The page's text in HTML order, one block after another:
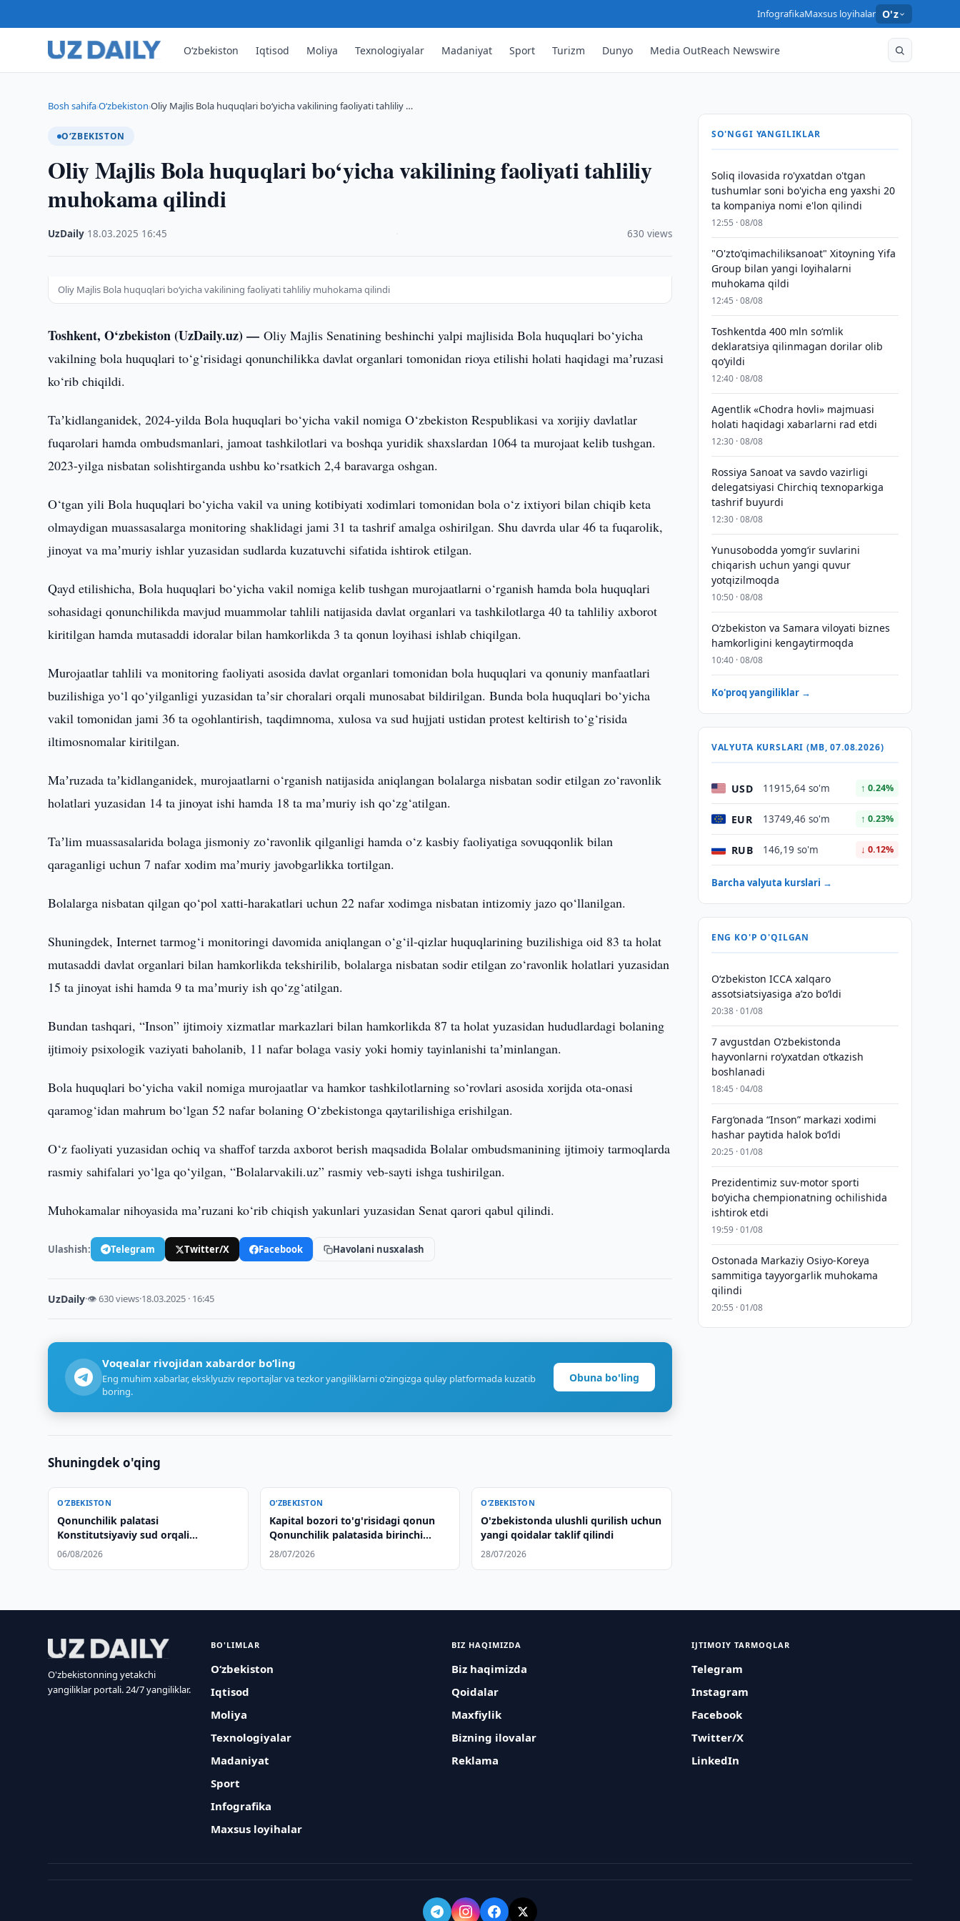
InfografikaMaxsus loyihalar O'z
O‘zbekiston Iqtisod Moliya Texnologiyalar Madaniyat Sport Turizm Dunyo Media OutReach Newswire
Bosh sahifa›O‘zbekiston›Oliy Majlis Bola huquqlari bo‘yicha vakilining faoliyati tahliliy …
O‘ZBEKISTON
Oliy Majlis Bola huquqlari bo‘yicha vakilining faoliyati tahliliy
muhokama qilindi
UzDaily 18.03.2025 16:45 630 views
Oliy Majlis Bola huquqlari bo‘yicha vakilining faoliyati tahliliy muhokama qilindi
Toshkent, O‘zbekiston (UzDaily.uz) —Oliy Majlis Senatining beshinchi yalpi majlisida Bola huquqlari bo‘yicha
vakilning bola huquqlari to‘g‘risidagi qonunchilikka davlat organlari tomonidan rioya etilishi holati haqidagi maʼruzasi
ko‘rib chiqildi.
Taʼkidlanganidek, 2024-yilda Bola huquqlari bo‘yicha vakil nomiga O‘zbekiston Respublikasi va xorijiy davlatlar
fuqarolari hamda ombudsmanlari, jamoat tashkilotlari va boshqa yuridik shaxslardan 1064 ta murojaat kelib tushgan.
2023-yilga nisbatan solishtirganda ushbu ko‘rsatkich 2,4 baravarga oshgan.
O‘tgan yili Bola huquqlari bo‘yicha vakil va uning kotibiyati xodimlari tomonidan bola o‘z ixtiyori bilan chiqib keta
olmaydigan muassasalarga monitoring shaklidagi jami 31 ta tashrif amalga oshirilgan. Shu davrda ular 46 ta fuqarolik,
jinoyat va maʼmuriy ishlar yuzasidan sudlarda kuzatuvchi sifatida ishtirok etilgan.
Qayd etilishicha, Bola huquqlari bo‘yicha vakil nomiga kelib tushgan murojaatlarni o‘rganish hamda bola huquqlari
sohasidagi qonunchilikda mavjud muammolar tahlili natijasida davlat organlari va tashkilotlarga 40 ta tahliliy axborot
kiritilgan hamda mutasaddi idoralar bilan hamkorlikda 3 ta qonun loyihasi ishlab chiqilgan.
Murojaatlar tahlili va monitoring faoliyati asosida davlat organlari tomonidan bola huquqlari va qonuniy manfaatlari
buzilishiga yo‘l qo‘yilganligi yuzasidan taʼsir choralari orqali munosabat bildirilgan. Bunda bola huquqlari bo‘yicha
vakil tomonidan jami 36 ta ogohlantirish, taqdimnoma, xulosa va sud hujjati ustidan protest keltirish to‘g‘risida
iltimosnomalar kiritilgan.
Maʼruzada taʼkidlanganidek, murojaatlarni o‘rganish natijasida aniqlangan bolalarga nisbatan sodir etilgan zo‘ravonlik
holatlari yuzasidan 14 ta jinoyat ishi hamda 18 ta maʼmuriy ish qo‘zg‘atilgan.
Taʼlim muassasalarida bolaga jismoniy zo‘ravonlik qilganligi hamda o‘z kasbiy faoliyatiga sovuqqonlik bilan
qaraganligi uchun 7 nafar xodim maʼmuriy javobgarlikka tortilgan.
Bolalarga nisbatan qilgan qo‘pol xatti-harakatlari uchun 22 nafar xodimga nisbatan intizomiy jazo qo‘llanilgan.
Shuningdek, Internet tarmog‘i monitoringi davomida aniqlangan o‘g‘il-qizlar huquqlarining buzilishiga oid 83 ta holat
mutasaddi davlat organlari bilan hamkorlikda tekshirilib, bolalarga nisbatan sodir etilgan zo‘ravonlik holatlari yuzasidan
15 ta jinoyat ishi hamda 9 ta maʼmuriy ish qo‘zg‘atilgan.
Bundan tashqari, “Inson” ijtimoiy xizmatlar markazlari bilan hamkorlikda 87 ta holat yuzasidan hududlardagi bolaning
ijtimoiy psixologik vaziyati baholanib, 11 nafar bolaga vasiy yoki homiy tayinlanishi taʼminlangan.
Bola huquqlari bo‘yicha vakil nomiga murojaatlar va hamkor tashkilotlarning so‘rovlari asosida xorijda ota-onasi
qaramog‘idan mahrum bo‘lgan 52 nafar bolaning O‘zbekistonga qaytarilishiga erishilgan.
O‘z faoliyati yuzasidan ochiq va shaffof tarzda axborot berish maqsadida Bolalar ombudsmanining ijtimoiy tarmoqlarda
rasmiy sahifalari yo‘lga qo‘yilgan, “Bolalarvakili.uz” rasmiy veb-sayti ishga tushirilgan.
Muhokamalar nihoyasida maʼruzani ko‘rib chiqish yakunlari yuzasidan Senat qarori qabul qilindi.
Ulashish: Telegram Twitter/X Facebook Havolani nusxalash
UzDaily·👁 630 views·18.03.2025 · 16:45
Voqealar rivojidan xabardor bo‘ling
Eng muhim xabarlar, eksklyuziv reportajlar va tezkor yangiliklarni o‘zingizga qulay platformada kuzatib
boring.
Obuna bo'ling
Shuningdek o'qing
O‘ZBEKISTON
Qonunchilik palatasi
Konstitutsiyaviy sud orqali
huquqlarni himoya qilish
06/08/2026
O‘ZBEKISTON
Kapital bozori to'g'risidagi qonun
Qonunchilik palatasida birinchi
o'qishda qabul qilindi
28/07/2026
O‘ZBEKISTON
O'zbekistonda ulushli qurilish uchun
yangi qoidalar taklif qilindi
28/07/2026
SO'NGGI YANGILIKLAR
Soliq ilovasida ro'yxatdan o'tgan
tushumlar soni bo'yicha eng yaxshi 20
ta kompaniya nomi e'lon qilindi
12:55 · 08/08
"O'zto'qimachiliksanoat" Xitoyning Yifa
Group bilan yangi loyihalarni
muhokama qildi
12:45 · 08/08
Toshkentda 400 mln so‘mlik
deklaratsiya qilinmagan dorilar olib
qo‘yildi
12:40 · 08/08
Agentlik «Chodra hovli» majmuasi
holati haqidagi xabarlarni rad etdi
12:30 · 08/08
Rossiya Sanoat va savdo vazirligi
delegatsiyasi Chirchiq texnoparkiga
tashrif buyurdi
12:30 · 08/08
Yunusobodda yomg‘ir suvlarini
chiqarish uchun yangi quvur
yotqizilmoqda
10:50 · 08/08
Oʻzbekiston va Samara viloyati biznes
hamkorligini kengaytirmoqda
10:40 · 08/08
Ko'proq yangiliklar →
VALYUTA KURSLARI (MB, 07.08.2026)
USD 11915,64 so'm ↑ 0.24%
EUR 13749,46 so'm ↑ 0.23%
RUB 146,19 so'm ↓ 0.12%
Barcha valyuta kurslari →
ENG KO'P O'QILGAN
O‘zbekiston ICCA xalqaro
assotsiatsiyasiga aʼzo bo‘ldi
20:38 · 01/08
7 avgustdan O‘zbekistonda
hayvonlarni ro‘yxatdan o‘tkazish
boshlanadi
18:45 · 04/08
Farg‘onada “Inson” markazi xodimi
hashar paytida halok bo‘ldi
20:25 · 01/08
Prezidentimiz suv-motor sporti
bo‘yicha chempionatning ochilishida
ishtirok etdi
19:59 · 01/08
Ostonada Markaziy Osiyo-Koreya
sammitiga tayyorgarlik muhokama
qilindi
20:55 · 01/08
O'zbekistonning yetakchi
yangiliklar portali. 24/7 yangiliklar.
BO'LIMLAR
O‘zbekiston
Iqtisod
Moliya
Texnologiyalar
Madaniyat
Sport
Infografika
Maxsus loyihalar
BIZ HAQIMIZDA
Biz haqimizda
Qoidalar
Maxfiylik
Bizning ilovalar
Reklama
IJTIMOIY TARMOQLAR
Telegram
Instagram
Facebook
Twitter/X
LinkedIn